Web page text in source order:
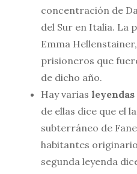
concentración de
del Sur en Italia. La
Emma
prisioneros que
de dicho año.
Hay varias leyendas
de ellas dice que el
subterráneo de
habitantes
segunda leyenda